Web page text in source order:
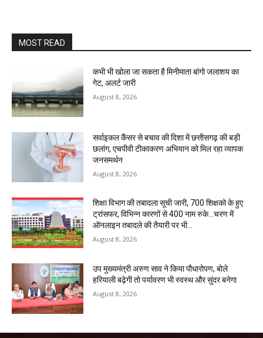
MOST READ
कभी भी खोला जा सकता है मिनीमाता बांगो जलाशय का
गेट, अलर्ट जारी
August 8, 2026
सर्वाइकल कैंसर से बचाव की दिशा में छत्तीसगढ़ की बड़ी
छलांग, एचपीवी टीकाकरण अभियान को मिल रहा व्यापक
जनसमर्थन
August 8, 2026
शिक्षा विभाग की तबादला सूची जारी, 700 शिक्षको के हुए
ट्रांसफर, विभिन्न कारणों से 400 नाम रुके…चरण में
ऑनलाइन तबादले की तैयारी पर भी...
August 8, 2026
उप मुख्यमंत्री अरुण साव ने किया पौधारोपण, बोले
हरियाली बढ़ेगी तो पर्यावरण भी स्वस्थ और सुंदर बनेगा
August 8, 2026